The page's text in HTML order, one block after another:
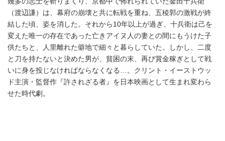
（渡辺謙）は、幕府の崩壊と共に転戦を重ね、五稜郭の激戦が終
結した頃、姿を消した。それから10年以上が過ぎ、十兵衛は己を
変えた唯一の存在であった亡きアイヌ人の妻との間にもうけた子
供たちと、人里離れた僻地で細々と暮らしていた。しかし、二度
と刀を持たないと決めた男が、貧困の末、再び賞金稼ぎとして戦
いに身を投じなければならなくなる…。クリント・イーストウッ
ド主演・監督作『許されざる者』を日本映画として生まれ変わら
せた時代劇。